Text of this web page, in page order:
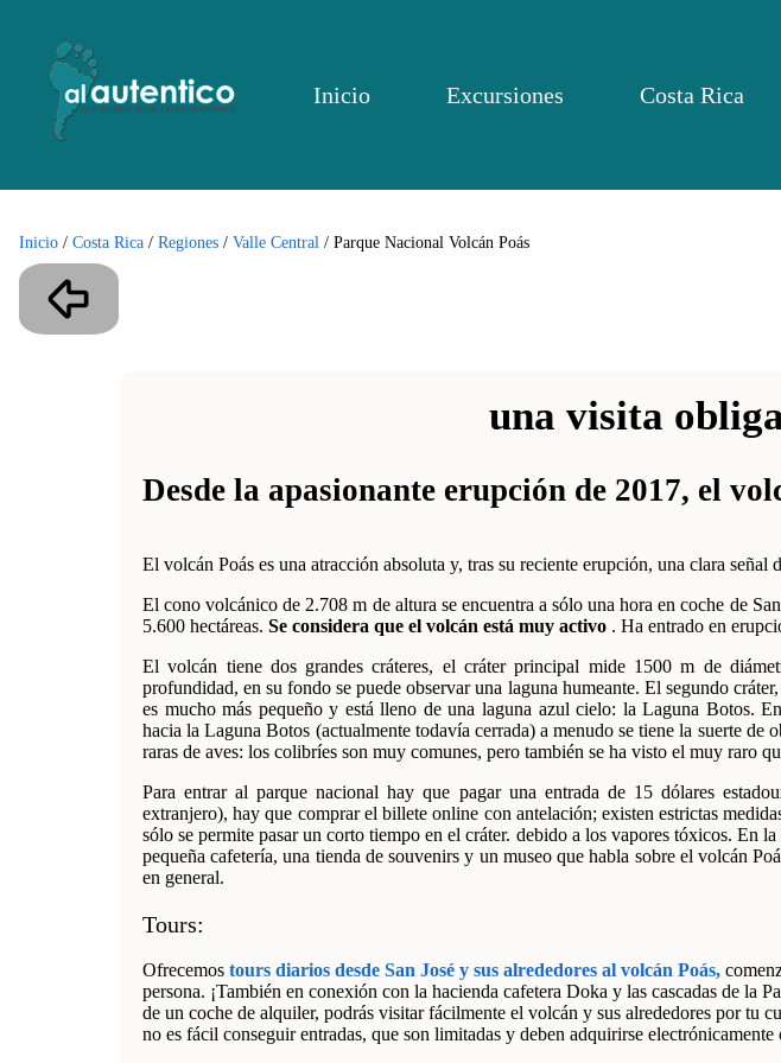
Inicio Excursiones Costa Rica
Inicio / Costa Rica / Regiones / Valle Central / Parque Nacional Volcán Poás
una visita
Desde la apasionante erupción de 2017, el
El volcán Poás es una atracción absoluta y, tras su reciente erupción, una clara señal
El cono volcánico de 2.708 m de altura se encuentra a sólo una hora en coche de
5.600 hectáreas. Se considera que el volcán está muy activo . Ha entrado en
El volcán tiene dos grandes cráteres, el cráter principal mide 1500 m de
profundidad, en su fondo se puede observar una laguna humeante. El segundo
es mucho más pequeño y está lleno de una laguna azul cielo: la Laguna Botos.
hacia la Laguna Botos (actualmente todavía cerrada) a menudo se tiene la suerte de
raras de aves: los colibríes son muy comunes, pero también se ha visto el muy raro
Para entrar al parque nacional hay que pagar una entrada de 15 dólares
extranjero), hay que comprar el billete online con antelación; existen estrictas
sólo se permite pasar un corto tiempo en el cráter. debido a los vapores tóxicos. En la
pequeña cafetería, una tienda de souvenirs y un museo que habla sobre el volcán
en general.
Tours:
Ofrecemos tours diarios desde San José y sus alrededores al volcán Poás,
persona. ¡También en conexión con la hacienda cafetera Doka y las cascadas de la
de un coche de alquiler, podrás visitar fácilmente el volcán y sus alrededores por tu
no es fácil conseguir entradas, que son limitadas y deben adquirirse electrónicamente